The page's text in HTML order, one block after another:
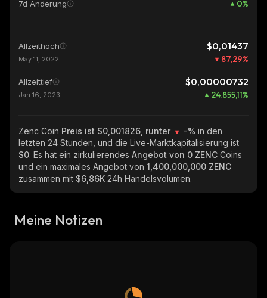
7d Änderung 0%
Allzeithoch $0,01437
May 11, 2022 87,29%
Allzeittief $0,00000732
Jan 16, 2023 24.855,11%
Zenc Coin Preis ist $0,001826, runter -% in den
letzten 24 Stunden, und die Live-Marktkapitalisierung ist
$0. Es hat ein zirkulierendes Angebot von 0 ZENC Coins
und ein maximales Angebot von 1,400,000,000 ZENC
zusammen mit $6,86K 24h Handelsvolumen.
Meine Notizen